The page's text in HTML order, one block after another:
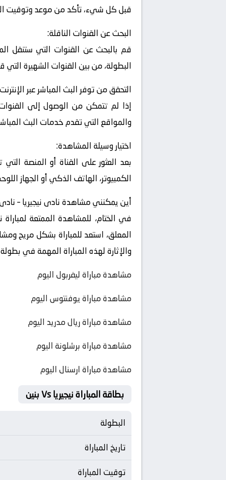
قبل كل شيء، تأكد من موعد وتوقيت
البحث عن القنوات الناقلة:
قم بالبحث عن القنوات التي ستنقل
البطولة، من بين القنوات الشهيرة التي
التحقق من توفر البث المباشر عبر
إذا لم تتمكن من الوصول إلى القنوات
والمواقع التي تقدم خدمات البث المباشر
اختيار وسيلة المشاهدة:
بعد العثور على القناة أو المنصة
الكمبيوتر، الهاتف الذكي أو الجهاز
أين يمكنني مشاهدة ‎نادى نيجيريا – نادى بنين ؟
في الختام، للمشاهدة الممتعة
المعلق، استعد للمباراة بشكل مريح
والإثارة لهذه المباراة المهمة في بطولة تصفيات
مشاهدة مباراة ليفربول اليوم
مشاهدة مباراة يوفنتوس اليوم
مشاهدة مباراة ريال مدريد اليوم
مشاهدة مباراة برشلونة اليوم
مشاهدة مباراة ارسنال اليوم
بطاقة المباراة نيجيريا Vs بنين
البطولة
تاريخ المباراة
توقيت المباراة